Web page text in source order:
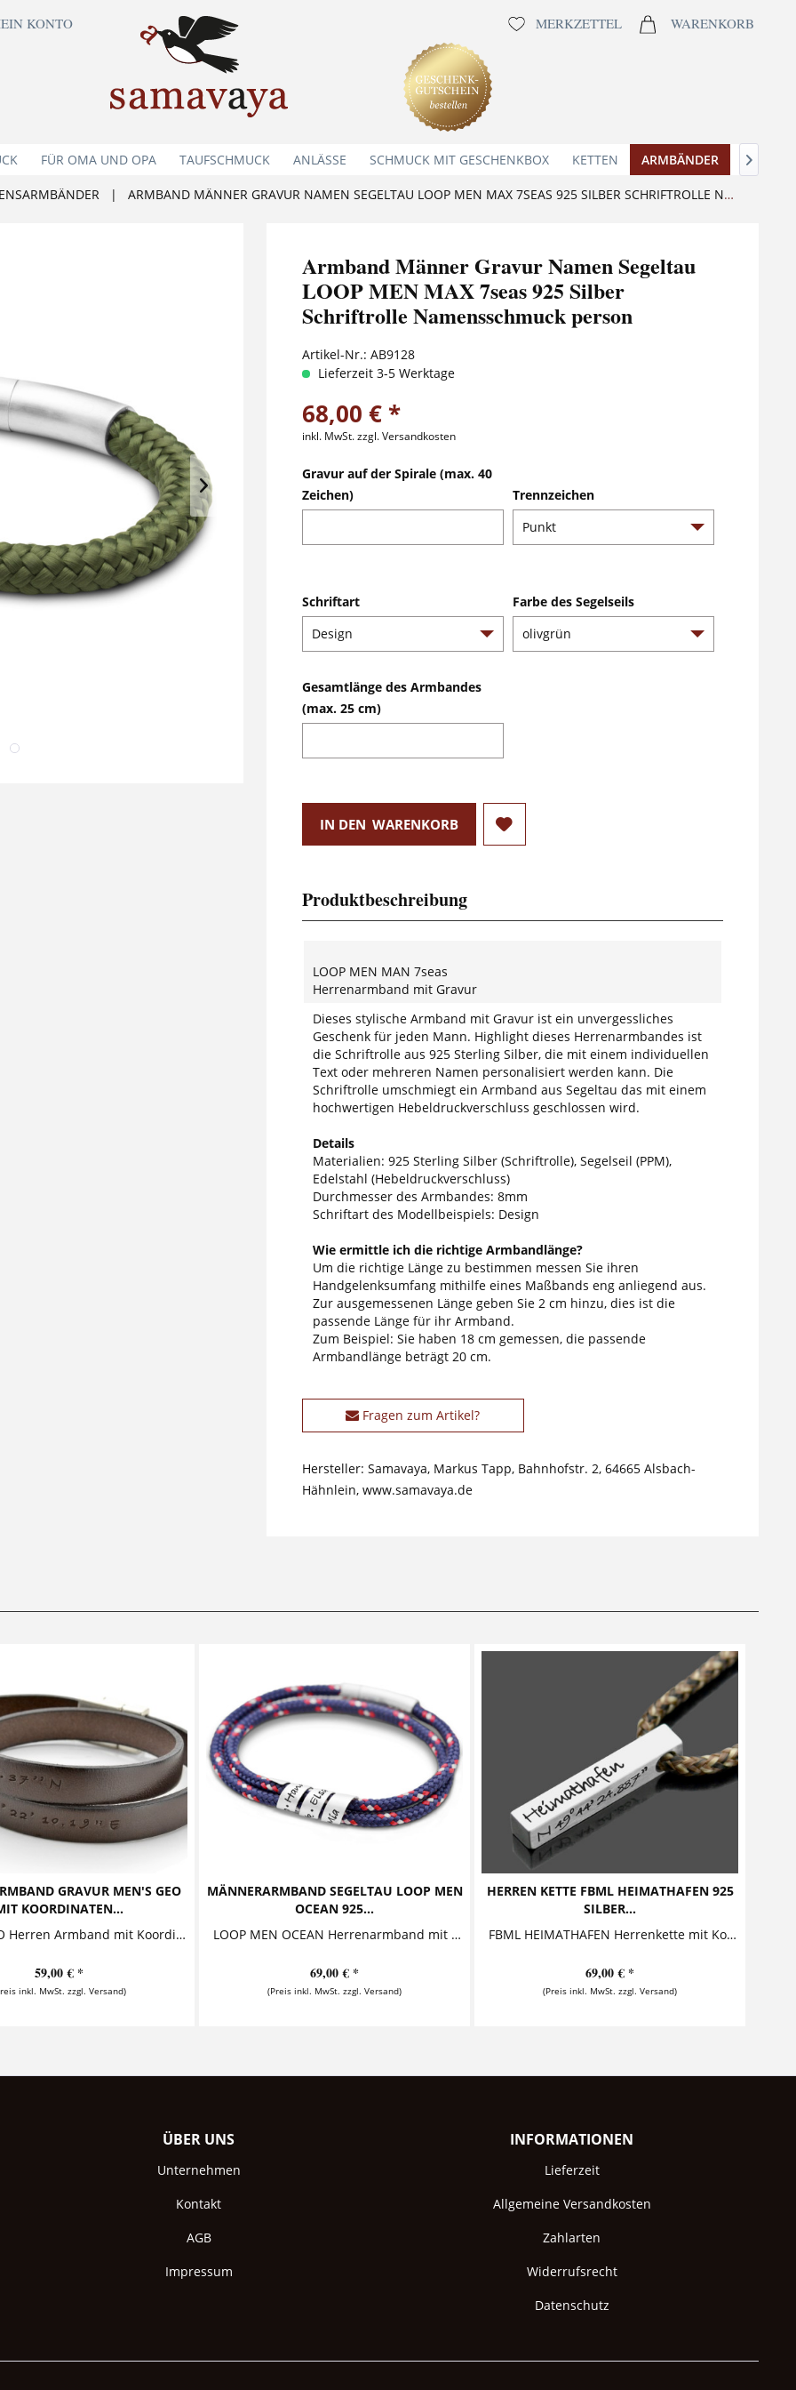
KONTO MERKZETTEL WARENKORB
FÜR OMA UND OPA TAUFSCHMUCK ANLÄSSE SCHMUCK MIT GESCHENKBOX KETTEN ARMBÄNDER 
| ARMBAND MÄNNER GRAVUR NAMEN SEGELTAU LOOP MEN MAX 7SEAS 925 SILBER SCHRIFTROLLE NAMENSSCHMUCK PERSON
Armband Männer Gravur Namen Segeltau
LOOP MEN MAX 7seas 925 Silber
Schriftrolle Namensschmuck person
Artikel-Nr.: AB9128
Lieferzeit 3-5 Werktage
68,00 € *
inkl. MwSt.zzgl. Versandkosten
Gravur auf der Spirale (max. 40
Zeichen)
Trennzeichen
Schriftart Farbe des Segelseils
Gesamtlänge des Armbandes
(max. 25 cm)
IN DEN WARENKORB
Produktbeschreibung
LOOP MEN MAN 7seas
Herrenarmband mit Gravur
Dieses stylische Armband mit Gravur ist ein unvergessliches
Geschenk für jeden Mann. Highlight dieses Herrenarmbandes ist
die Schriftrolle aus 925 Sterling Silber, die mit einem individuellen
Text oder mehreren Namen personalisiert werden kann. Die
Schriftrolle umschmiegt ein Armband aus Segeltau das mit einem
hochwertigen Hebeldruckverschluss geschlossen wird.
Details
Materialien: 925 Sterling Silber (Schriftrolle), Segelseil (PPM),
Edelstahl (Hebeldruckverschluss)
Durchmesser des Armbandes: 8mm
Schriftart des Modellbeispiels: Design
Wie ermittle ich die richtige Armbandlänge?
Um die richtige Länge zu bestimmen messen Sie ihren
Handgelenksumfang mithilfe eines Maßbands eng anliegend aus.
Zur ausgemessenen Länge geben Sie 2 cm hinzu, dies ist die
passende Länge für ihr Armband.
Zum Beispiel: Sie haben 18 cm gemessen, die passende
Armbandlänge beträgt 20 cm.
Fragen zum Artikel?
Hersteller: Samavaya, Markus Tapp, Bahnhofstr. 2, 64665 Alsbach-
Hähnlein, www.samavaya.de
GRAVUR MEN'S GEO
KOORDINATEN...
MEN'S GEO Herren Armband mit Koordinaten Modern, lässig und zugleich elegant ist dieses Männerarmband mit Gravur aus hochwertigem Flachleder, welches mit den Koordinaten deines...
59,00 € *
inkl. MwSt. zzgl. Versand)
MÄNNERARMBAND SEGELTAU LOOP MEN
OCEAN 925...
LOOP MEN OCEAN Herrenarmband mit Gravur Highlight dieses stylischen Herrenarmbandes mit Gravur ist die außergewöhnliche Schriftrolle, die ein Armband aus Segeltau umschließt. Das...
69,00 € *
(Preis inkl. MwSt. zzgl. Versand)
HERREN KETTE FBML HEIMATHAFEN 925
SILBER...
FBML HEIMATHAFEN Herrenkette mit Koordinaten Diese stylische Kette für Herren besteht aus einem massiven Silberbarren der an einer Kette aus Segelseil befestigt ist. Auf der...
69,00 € *
(Preis inkl. MwSt. zzgl. Versand)
ÜBER UNS
Unternehmen
Kontakt
AGB
Impressum
INFORMATIONEN
Lieferzeit
Allgemeine Versandkosten
Zahlarten
Widerrufsrecht
Datenschutz